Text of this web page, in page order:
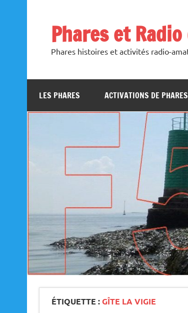
Phares et Radio
Phares histoires et activités radio-
LES PHARES ACTIVATIONS DE PHARES
ÉTIQUETTE :GÎTE LA VIGIE